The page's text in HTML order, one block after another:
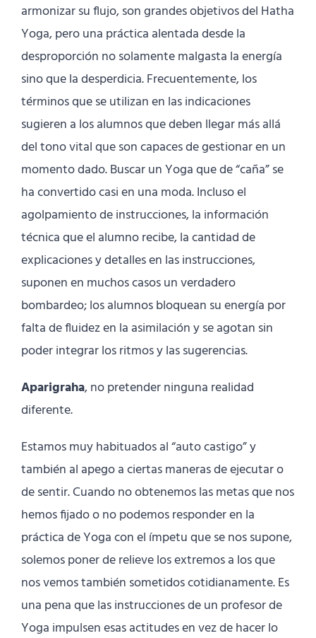
armonizar su flujo, son grandes objetivos del Hatha
Yoga, pero una práctica alentada desde la
desproporción no solamente malgasta la energía
sino que la desperdicia. Frecuentemente, los
términos que se utilizan en las indicaciones
sugieren a los alumnos que deben llegar más allá
del tono vital que son capaces de gestionar en un
momento dado. Buscar un Yoga que de “caña” se
ha convertido casi en una moda. Incluso el
agolpamiento de instrucciones, la información
técnica que el alumno recibe, la cantidad de
explicaciones y detalles en las instrucciones,
suponen en muchos casos un verdadero
bombardeo; los alumnos bloquean su energía por
falta de fluidez en la asimilación y se agotan sin
poder integrar los ritmos y las sugerencias.
Aparigraha, no pretender ninguna realidad
diferente.
Estamos muy habituados al “auto castigo” y
también al apego a ciertas maneras de ejecutar o
de sentir. Cuando no obtenemos las metas que nos
hemos fijado o no podemos responder en la
práctica de Yoga con el ímpetu que se nos supone,
solemos poner de relieve los extremos a los que
nos vemos también sometidos cotidianamente. Es
una pena que las instrucciones de un profesor de
Yoga impulsen esas actitudes en vez de hacer lo